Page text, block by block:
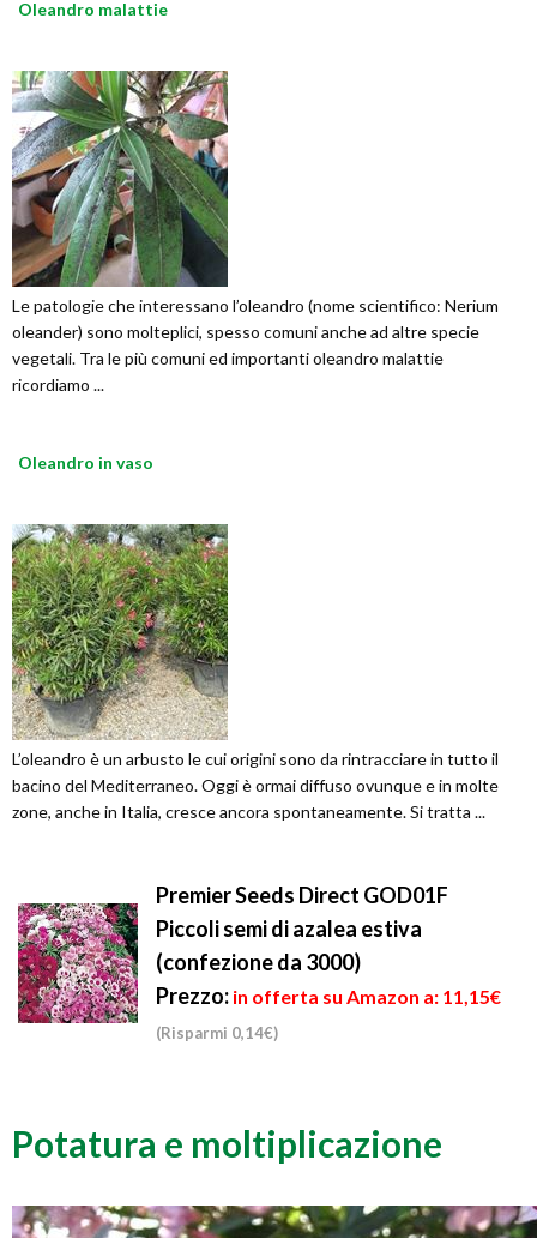
Oleandro malattie
Le patologie che interessano l’oleandro (nome scientifico: Nerium
oleander) sono molteplici, spesso comuni anche ad altre specie
vegetali. Tra le più comuni ed importanti oleandro malattie
ricordiamo ...
Oleandro in vaso
L’oleandro è un arbusto le cui origini sono da rintracciare in tutto il
bacino del Mediterraneo. Oggi è ormai diffuso ovunque e in molte
zone, anche in Italia, cresce ancora spontaneamente. Si tratta ...
Premier Seeds Direct GOD01F
Piccoli semi di azalea estiva
(confezione da 3000)
Prezzo: in offerta su Amazon a: 11,15€
(Risparmi 0,14€)
Potatura e moltiplicazione